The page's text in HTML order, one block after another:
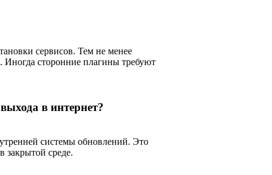
сервисов. Тем не менее
Иногда сторонние плагины требуют
в интернет?
системы обновлений. Это
закрытой среде.